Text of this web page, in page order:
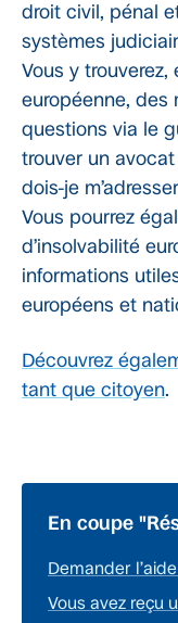
droit civil, pénal
systèmes
Vous y trouverez,
européenne, des
questions via le
trouver un
dois-je
Vous pourrez
d’insolvabilité
informations
européens et
Découvrez
tant que citoyen.
En coupe
Demander
Vous avez reçu